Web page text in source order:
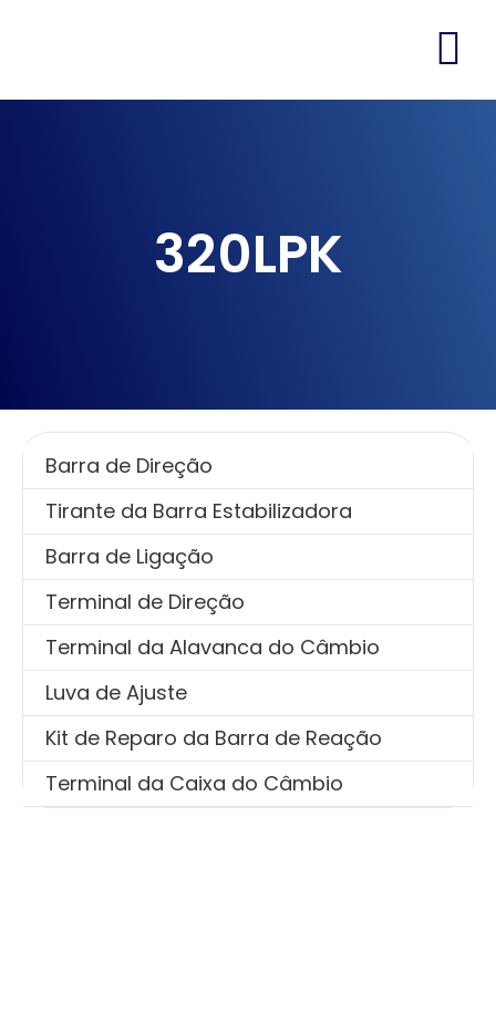
320LPK
Barra de Direção
Tirante da Barra Estabilizadora
Barra de Ligação
Terminal de Direção
Terminal da Alavanca do Câmbio
Luva de Ajuste
Kit de Reparo da Barra de Reação
Terminal da Caixa do Câmbio